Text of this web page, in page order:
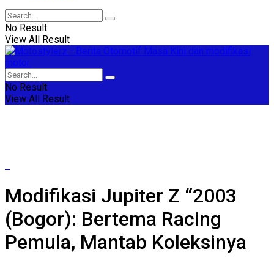
No Result
View All Result
No Result
View All Result
Modifikasi Jupiter Z “2003
(Bogor): Bertema Racing
Pemula, Mantab Koleksinya